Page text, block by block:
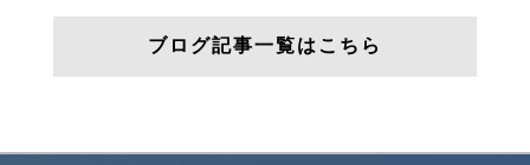
ブログ記事一覧はこちら